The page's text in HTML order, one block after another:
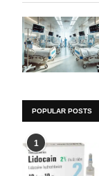
POPULAR POSTS
1